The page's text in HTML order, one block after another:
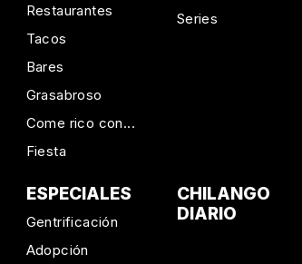
Restaurantes
Tacos
Bares
Grasabroso
Come rico con...
Fiesta
Series
ESPECIALES
Gentrificación
Adopción
CHILANGO
DIARIO